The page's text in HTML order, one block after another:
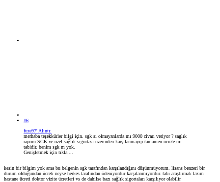
#6
fuze97' Alıntı:
merhaba teşekkürler bilgi için. sgk sı olmayanlarda mı 9000 civarı veriyor ? saglık
raporu SGK ve özel sağlık sigortası üzerinden karşılanmayıp tamamen ücrete mi
tabidir. benim sgk m yok.
Genişletmek için tıkla ...
kesin bir bilgim yok ama bu belgenin sgk tarafından karşılandığını düşünmüyorum. lisans benzeri bir
durum olduğundan ücreti neyse herkes tarafından ödeniyordur karşılanmıyordur. tabi araştırmak lazım
hastane ücreti doktor vizite ücretleri vs de dahilse bazı sağlık sigortaları karşılıyor olabilir